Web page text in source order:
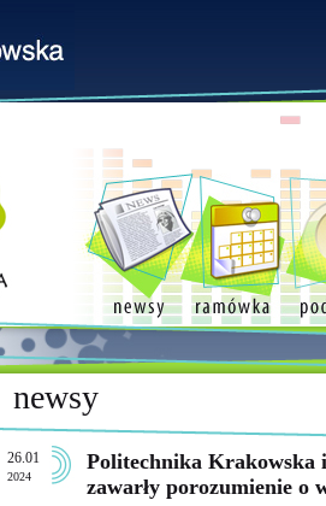
newsy
26.01
2024
Politechnika Krakowska
zawarły porozumienie o